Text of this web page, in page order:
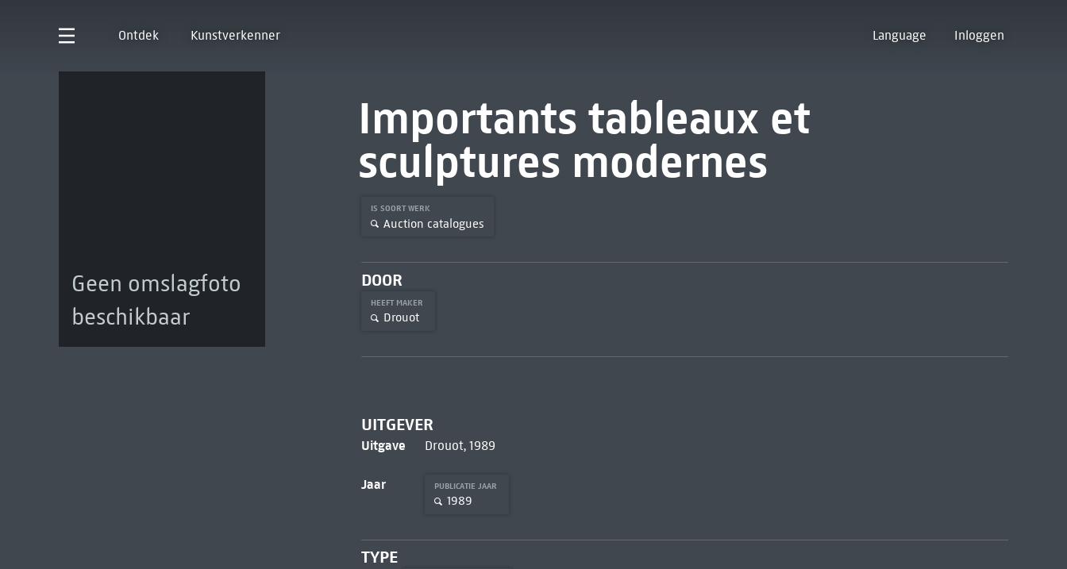
Ontdek Kunstverkenner Language Inloggen
Geen omslagfoto
beschikbaar
Importants tableaux et
sculptures modernes
IS SOORT WERK
Auction catalogues
DOOR
HEEFT MAKER
Drouot
UITGEVER
Uitgave Drouot, 1989
Jaar PUBLICATIE JAAR
1989
TYPE